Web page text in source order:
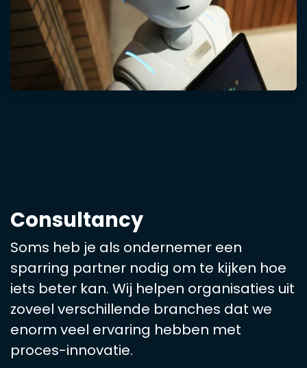
Consultancy
Soms heb je als ondernemer een
sparring partner nodig om te kijken hoe
iets beter kan. Wij helpen organisaties uit
zoveel verschillende branches dat we
enorm veel ervaring hebben met
proces-innovatie.